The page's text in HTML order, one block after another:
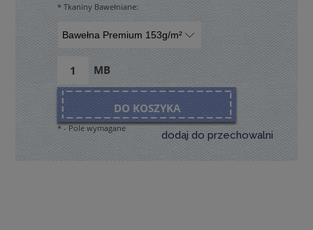
* Tkaniny Bawełniane:
MB
DO KOSZYKA
dodaj do przechowalni
*- Pole wymagane